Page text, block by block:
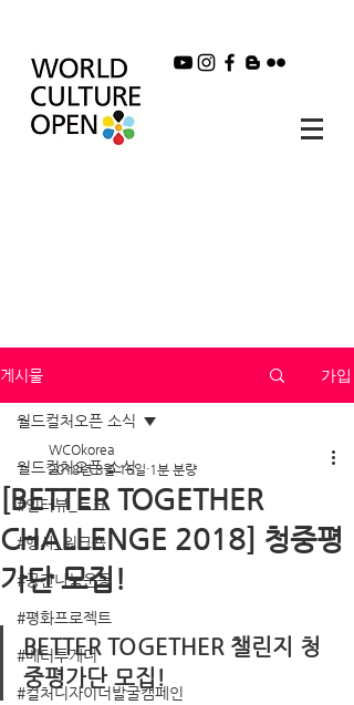
게시물 가입
월드컬처오픈 소식
#인터뷰_토크
#행사_워크숍
#공간나눔운동
#평화프로젝트
#베터투게더
#컬처디자이너발굴캠페인
월드컬처오픈 소식
[BETTER TOGETHER
CHALLENGE 2018] 청중평
가단 모집!
WCOkorea
2018년 8월 16일 1분 분량
BETTER TOGETHER 챌린지 청
중평가단 모집!